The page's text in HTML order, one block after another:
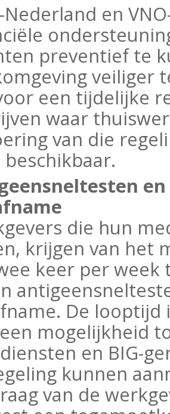
Nederland en
preventief te
veiliger
een tijdelijke
waar
van die
die hun
krijgen van het
keer per week
De looptijd
mogelijkheid
en BIG-
kunnen
van de